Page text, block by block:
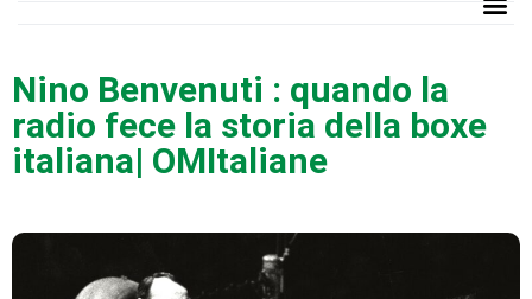
Nino Benvenuti : quando la
radio fece la storia della boxe
italiana| OMItaliane